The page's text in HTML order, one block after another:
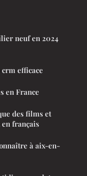
neuf en 2024
efficace
en France
des films et
français
à aix-en-